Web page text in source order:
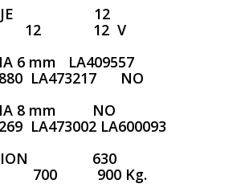
12
12 V
6 mm LA409557
LA473217 NO
8 mm NO
LA473002 LA600093
630
700 900 Kg.